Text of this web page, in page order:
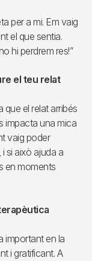
per a mi. Em vaig
el que sentia.
hi perdrem res!”
el teu relat
el relat arribés
impacta una mica
vaig poder
si això ajuda a
en moments
important en la
i gratificant. A